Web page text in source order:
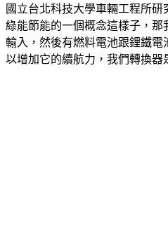
國立台北科技大學車輛工程所
綠能節能的一個概念這樣子，
輸入，然後有燃料電池跟鋰鐵
以增加它的續航力，我們轉換器